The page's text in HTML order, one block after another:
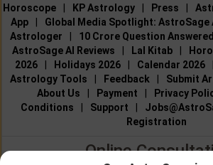
Horoscope
| KP Astrology | Press |
App
|
Global Media Spotlight: AstroSage
Astrologer
| 10 Crore Question
AstroSage AI Reviews
| Lal Kitab |
2026
| Holidays 2026 | Calendar 2026
Astrology Tools
| Feedback | Submit
About Us
| Payment | Privacy
Conditions
| Support |
Registration
Online